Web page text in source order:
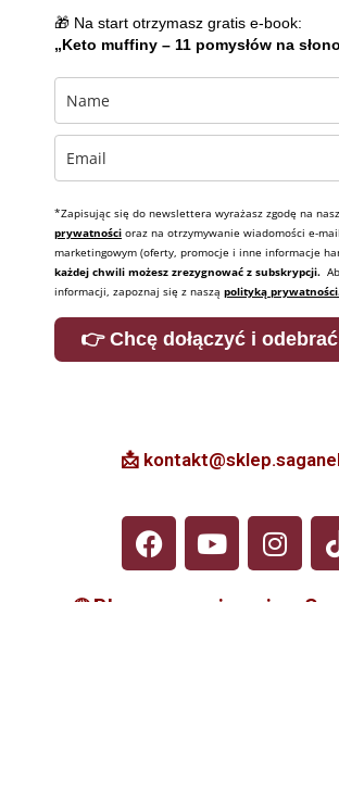
🎁 Na start otrzymasz gratis e-book:
„Keto muffiny – 11 pomysłów na
*Zapisując się do newslettera wyrażasz zgodę na
prywatności oraz na otrzymywanie wiadomości e-
marketingowym (oferty, promocje i inne informacje
każdej chwili możesz zrezygnować z subskrypcji.
informacji, zapoznaj się z naszą polityką
👉 Chcę dołączyć i
📩
🌐Blog z przepisami →